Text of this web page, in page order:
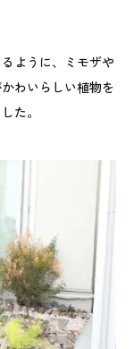
ように、ミモザや
わいらしい植物を
た。